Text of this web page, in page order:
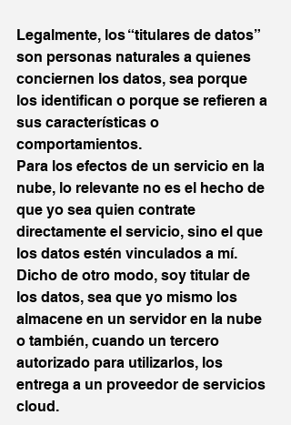
Legalmente, los “titulares de datos”
son personas naturales a quienes
conciernen los datos, sea porque
los identifican o porque se refieren a
sus características o
comportamientos.
Para los efectos de un servicio en la
nube, lo relevante no es el hecho de
que yo sea quien contrate
directamente el servicio, sino el que
los datos estén vinculados a mí.
Dicho de otro modo, soy titular de
los datos, sea que yo mismo los
almacene en un servidor en la nube
o también, cuando un tercero
autorizado para utilizarlos, los
entrega a un proveedor de servicios
cloud.